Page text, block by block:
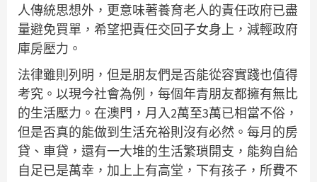
人傳統思想外，更意味著養育老人的責任政府已盡
量避免買單，希望把責任交回子女身上，減輕政府
庫房壓力。
法律雖則列明，但是朋友們是否能從容實踐也值得
考究。以現今社會為例，每個年青朋友都擁有無比
的生活壓力。在澳門，月入2萬至3萬已相當不俗，
但是否真的能做到生活充裕則沒有必然。每月的房
貸、車貸，還有一大堆的生活繁瑣開支，能夠自給
自足已是萬幸，加上上有高堂，下有孩子，所費不